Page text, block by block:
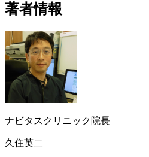
著者情報
ナビタスクリニック院長
久住英二